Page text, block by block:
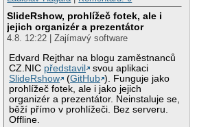
SlideRshow, prohlížeč fotek, ale i
jejich organizér a prezentátor
4.8. 12:22 | Zajímavý software
Edvard Rejthar na blogu zaměstnanců
CZ.NIC představil
svou aplikaci
SlideRshow
(GitHub ). Funguje jako
prohlížeč fotek, ale i jako jejich
organizér a prezentátor. Neinstaluje se,
běží přímo v prohlížeči. Bez serveru.
Offline.